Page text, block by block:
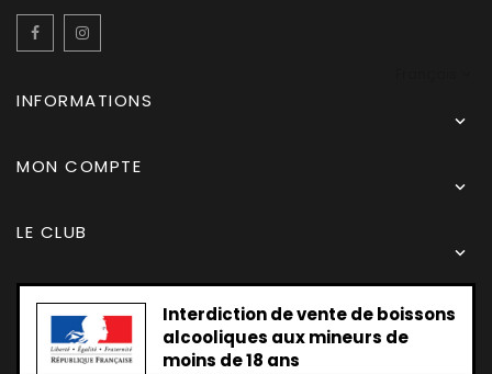
Facebook
INFORMATIONS

MON COMPTE

LE CLUB

Interdiction de vente de boissons
alcooliques aux mineurs de
moins de 18 ans